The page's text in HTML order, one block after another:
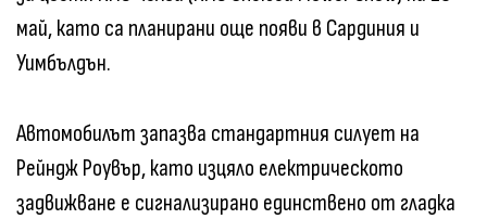
май, като са планирани още появи в Сардиния и
Уимбълдън.
Автомобилът запазва стандартния силует на
Рейндж Роувър, като изцяло електрическото
задвижване е сигнализирано единствено от гладка